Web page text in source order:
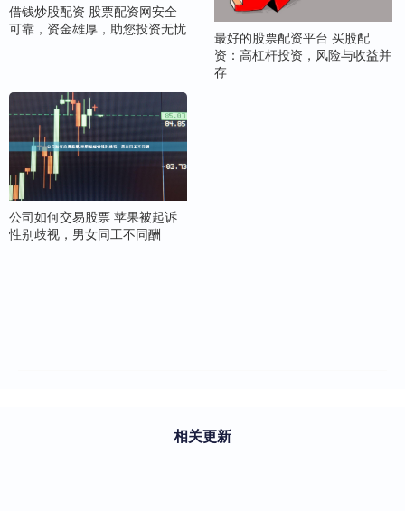
借钱炒股配资 股票配资网安全
可靠，资金雄厚，助您投资无忧
最好的股票配资平台 买股配
资：高杠杆投资，风险与收益并
存
公司如何交易股票 苹果被起诉
性别歧视，男女同工不同酬
相关更新